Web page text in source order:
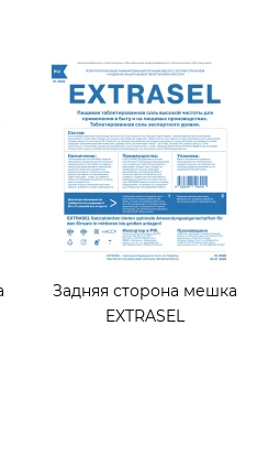
Задняя сторона мешка
EXTRASEL